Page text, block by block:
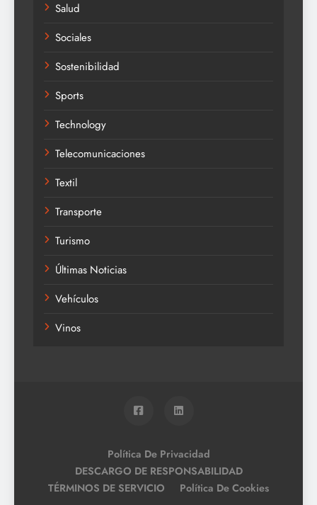
Salud
Sociales
Sostenibilidad
Sports
Technology
Telecomunicaciones
Textil
Transporte
Turismo
Últimas Noticias
Vehículos
Vinos
Política De Privacidad
DESCARGO DE RESPONSABILIDAD
TÉRMINOS DE SERVICIO
Política De Cookies